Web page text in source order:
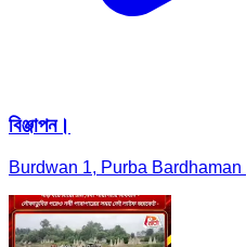
বিঞ্জাপন।
Burdwan 1, Purba Bardhaman